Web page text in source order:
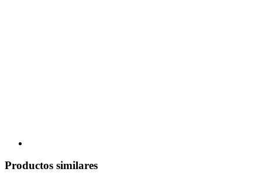
Productos similares